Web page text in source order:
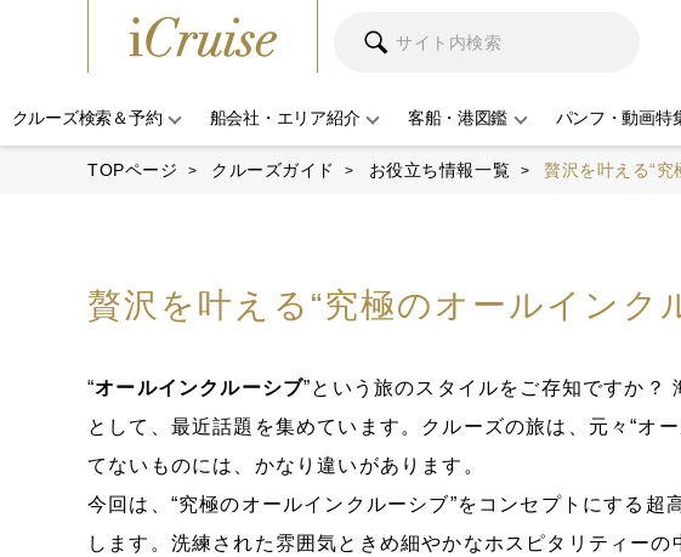
クルーズ検索＆予約 船会社・エリア紹介 客船・港図鑑 パンフ・動画特
TOPページ クルーズガイド お役立ち情報一覧 贅沢を叶える“
贅沢を叶える“究極のオールイン
“オールインクルーシブ”という旅のスタイルをご存知ですか？
として、最近話題を集めています。クルーズの旅は、元々“オ
てないものには、かなり違いがあります。
今回は、“究極のオールインクルーシブ”をコンセプトにする超
します。洗練された雰囲気ときめ細やかなホスピタリティー